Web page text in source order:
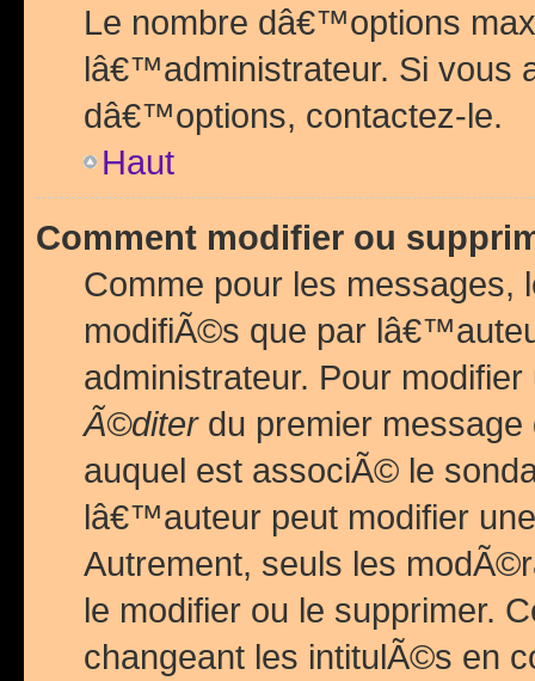
Le nombre dâ€™options
lâ€™administrateur. Si vous
dâ€™options, contactez-le.
Haut
Comment modifier ou
Comme pour les messages,
modifiÃ©s que par
administrateur. Pour
Ã©diterdu premier
auquel est associÃ© le
lâ€™auteur peut modifier
Autrement, seuls les
le modifier ou le supprimer.
changeant les intitulÃ©s en